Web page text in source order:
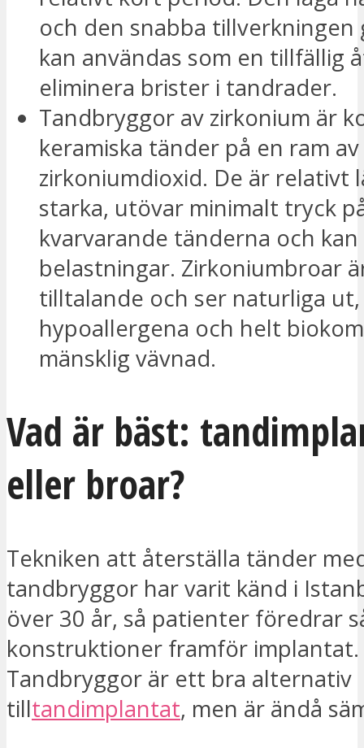
och den snabba
kan användas som en tillfällig
eliminera brister i tandrader.
Tandbryggor av zirkonium är
keramiska tänder på en ram av
zirkoniumdioxid. De är relativt
starka, utövar minimalt tryck
kvarvarande tänderna och
belastningar. Zirkoniumbroar
tilltalande och ser naturliga
hypoallergena och helt
mänsklig vävnad.
Vad är bäst:
eller broar?
Tekniken att återställa tänder
tandbryggor har varit känd i
över 30 år, så patienter föredrar
konstruktioner framför implantat.
Tandbryggor är ett bra alternativ
tilltandimplantat, men är ändå